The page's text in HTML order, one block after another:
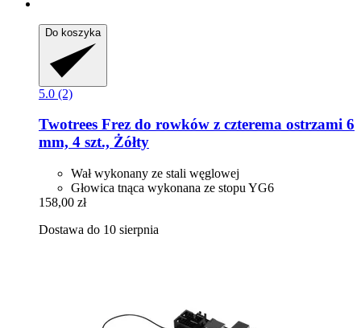
Do koszyka
5.0 (2)
Twotrees Frez do rowków z czterema ostrzami 6
mm, 4 szt., Żółty
Wał wykonany ze stali węglowej
Głowica tnąca wykonana ze stopu YG6
158,00 zł
Dostawa do 10 sierpnia